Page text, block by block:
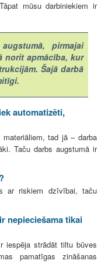
mūsu darbiniekiem ir
pirmajai
norit apmācība, kur
Šajā darbā
automatizēti,
tad jā – darba
Taču darbs augstumā ir
ar riskiem dzīvībai, taču
nepieciešama tikai
iespēja strādāt tiltu būves
pamatīgas zināšanas